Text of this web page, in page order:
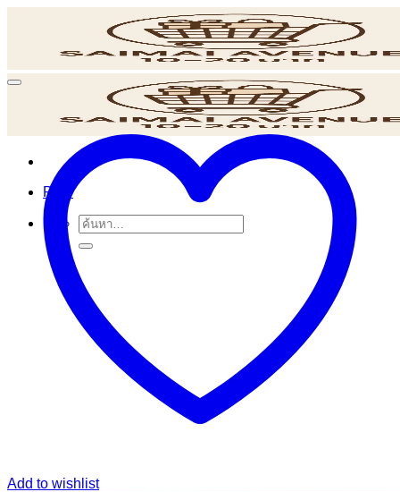
เนื้อหา
POS
ค้นหา:
Add to wishlist